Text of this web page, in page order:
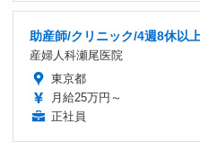
助産師/クリニック/4週8休以
産婦人科瀬尾医院
東京都
月給25万円～
正社員